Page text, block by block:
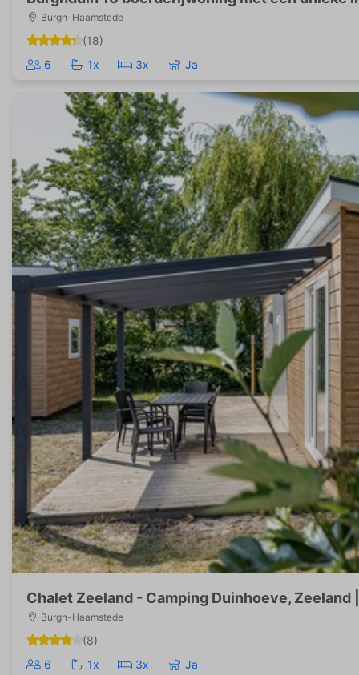
Burgh-Haamstede
(18)
6
1x 3x Ja
Chalet Zeeland - Camping Duinhoeve,
Burgh-Haamstede
(8)
6
1x 3x Ja